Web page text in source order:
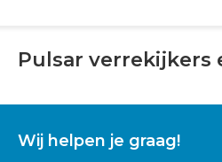
Pulsar verrekijkers
Wij helpen je graag!